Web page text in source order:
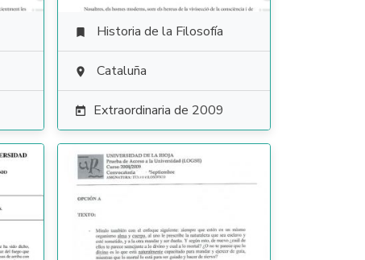
 Historia de la Filosofía
 Cataluña
 Extraordinaria de 2009